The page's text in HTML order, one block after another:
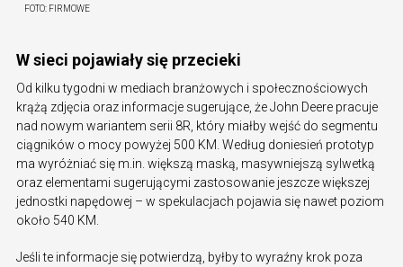
FOTO: FIRMOWE
W sieci pojawiały się przecieki
Od kilku tygodni w mediach branżowych i społecznościowych
krążą zdjęcia oraz informacje sugerujące, że John Deere pracuje
nad nowym wariantem serii 8R, który miałby wejść do segmentu
ciągników o mocy powyżej 500 KM. Według doniesień prototyp
ma wyróżniać się m.in. większą maską, masywniejszą sylwetką
oraz elementami sugerującymi zastosowanie jeszcze większej
jednostki napędowej – w spekulacjach pojawia się nawet poziom
około 540 KM.
Jeśli te informacje się potwierdzą, byłby to wyraźny krok poza